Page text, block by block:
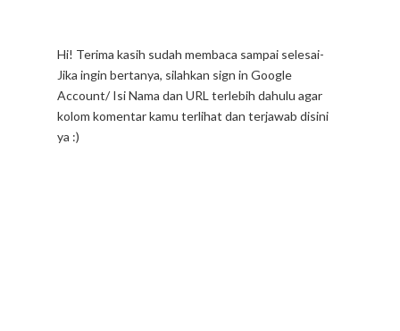
Hi! Terima kasih sudah membaca sampai selesai-
Jika ingin bertanya, silahkan sign in Google
Account/ Isi Nama dan URL terlebih dahulu agar
kolom komentar kamu terlihat dan terjawab disini
ya :)